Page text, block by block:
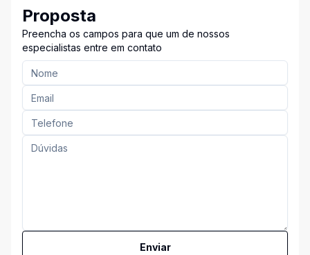
Proposta
Preencha os campos para que um de nossos
especialistas entre em contato
Enviar